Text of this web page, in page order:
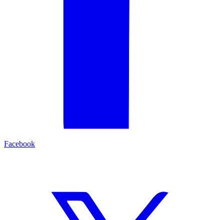
Facebook